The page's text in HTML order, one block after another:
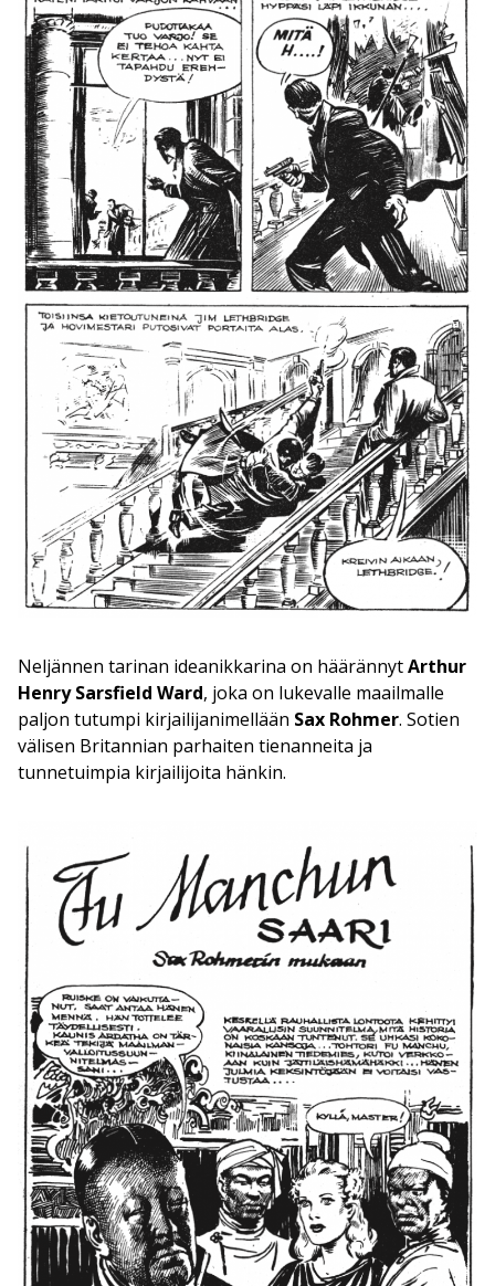
Neljännen tarinan ideanikkarina on häärännytArthur
Henry Sarsfield Ward, joka on lukevalle maailmalle
paljon tutumpi kirjailijanimellään Sax Rohmer. Sotien
välisen Britannian parhaiten tienanneita ja
tunnetuimpia kirjailijoita hänkin.